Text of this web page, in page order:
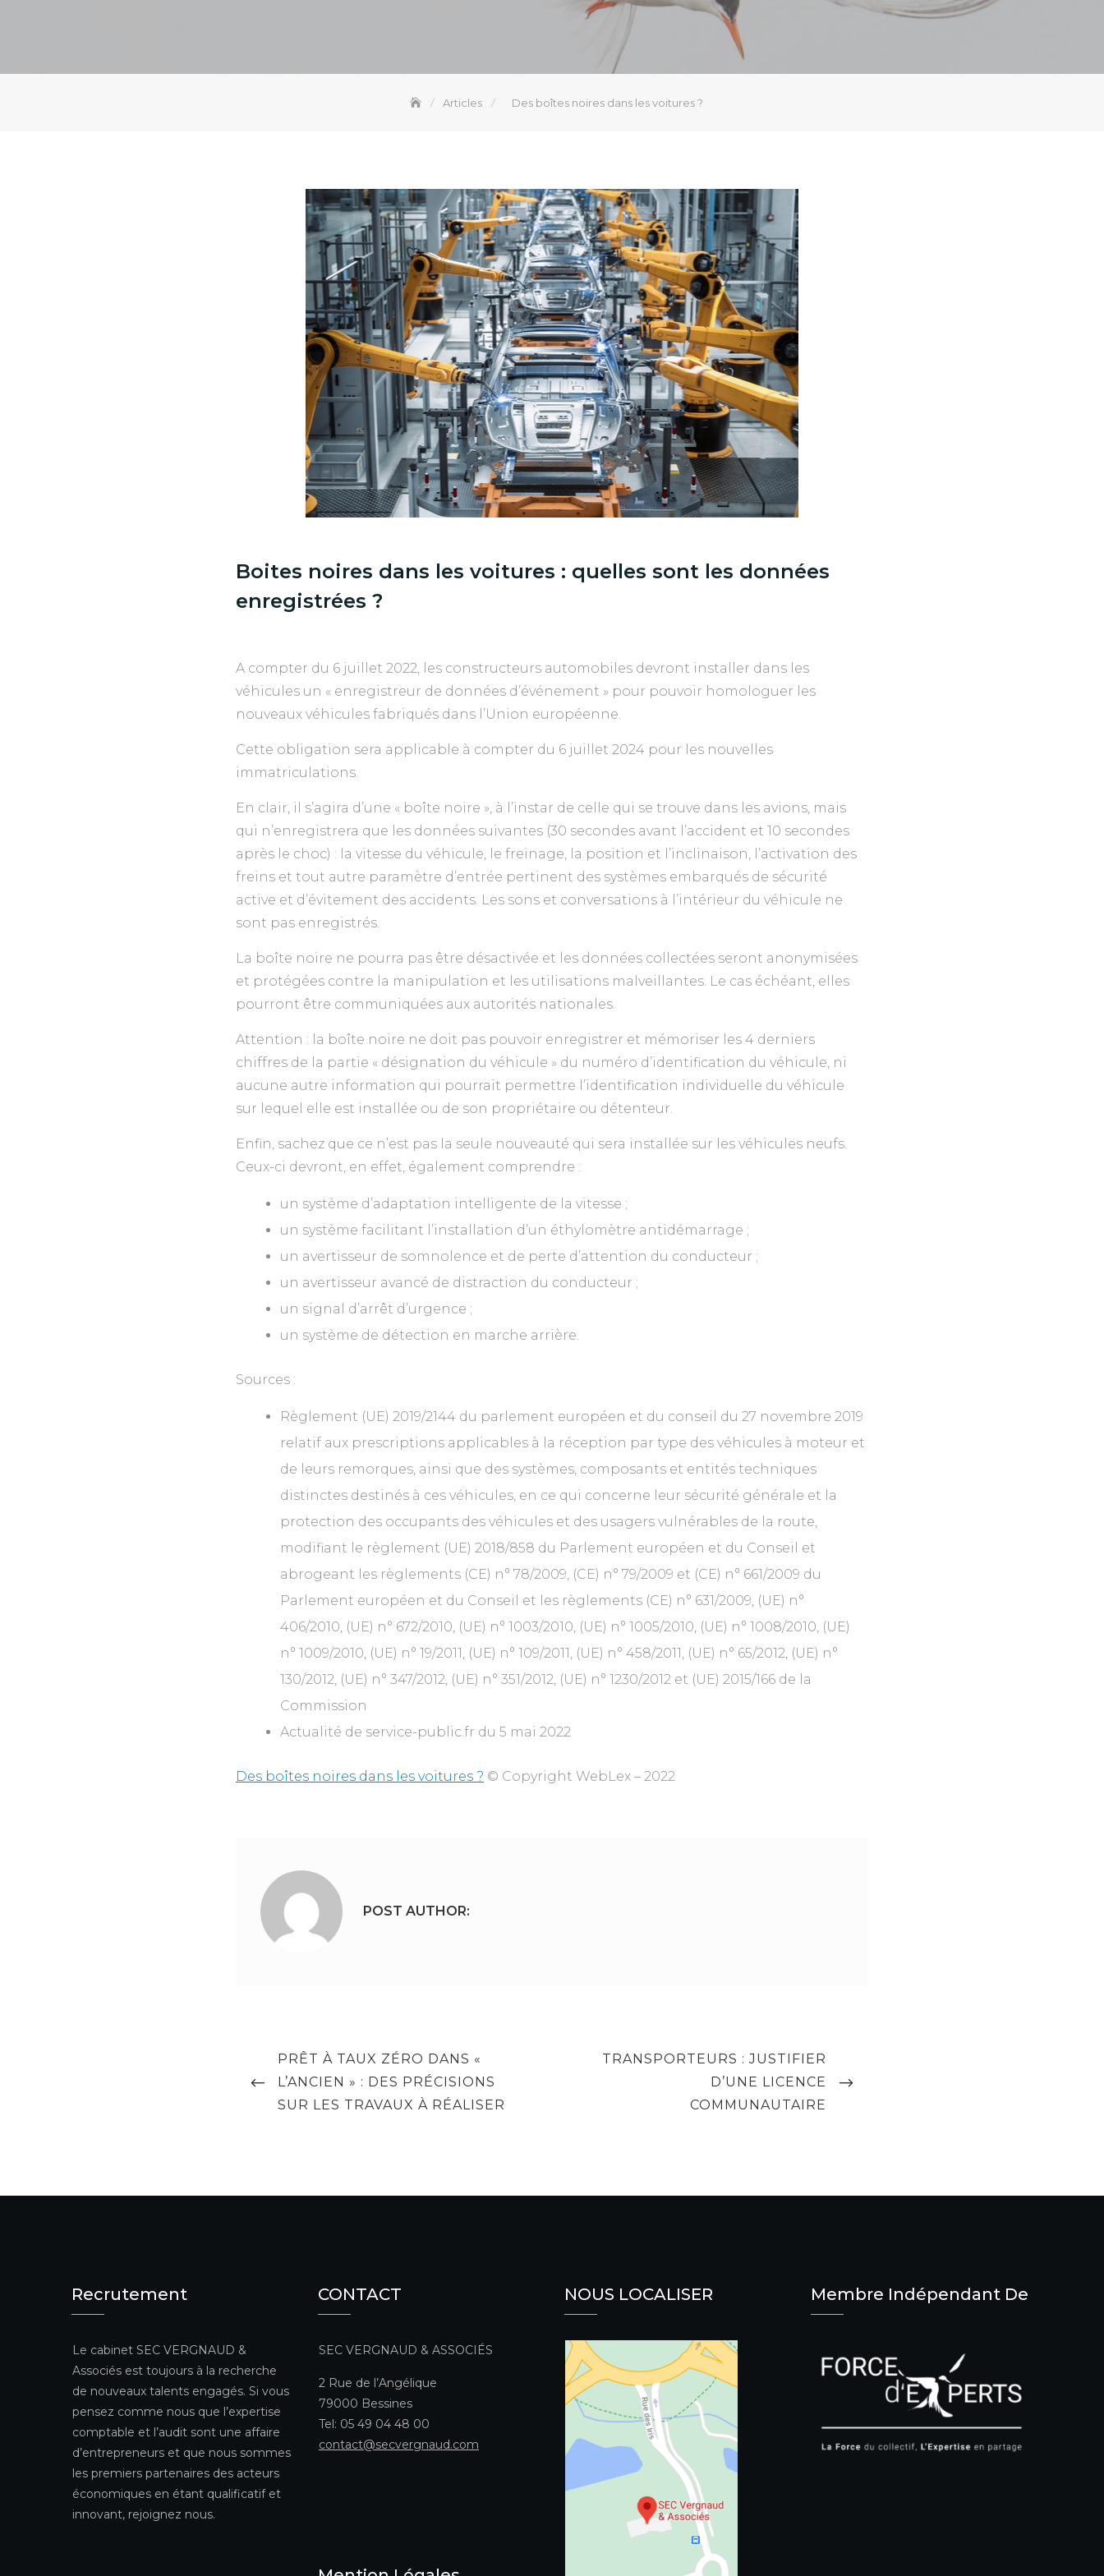
Articles Des boîtes noires dans les voitures ?
Boites noires dans les voitures : quelles sont les données
enregistrées ?
A compter du 6 juillet 2022, les constructeurs automobiles devront installer dans les
véhicules un « enregistreur de données d’événement » pour pouvoir homologuer les
nouveaux véhicules fabriqués dans l’Union européenne.
Cette obligation sera applicable à compter du 6 juillet 2024 pour les nouvelles
immatriculations.
En clair, il s’agira d’une « boîte noire », à l’instar de celle qui se trouve dans les avions, mais
qui n’enregistrera que les données suivantes (30 secondes avant l’accident et 10 secondes
après le choc) : la vitesse du véhicule, le freinage, la position et l’inclinaison, l’activation des
freins et tout autre paramètre d’entrée pertinent des systèmes embarqués de sécurité
active et d’évitement des accidents. Les sons et conversations à l’intérieur du véhicule ne
sont pas enregistrés.
La boîte noire ne pourra pas être désactivée et les données collectées seront anonymisées
et protégées contre la manipulation et les utilisations malveillantes. Le cas échéant, elles
pourront être communiquées aux autorités nationales.
Attention : la boîte noire ne doit pas pouvoir enregistrer et mémoriser les 4 derniers
chiffres de la partie « désignation du véhicule » du numéro d’identification du véhicule, ni
aucune autre information qui pourrait permettre l’identification individuelle du véhicule
sur lequel elle est installée ou de son propriétaire ou détenteur.
Enfin, sachez que ce n’est pas la seule nouveauté qui sera installée sur les véhicules neufs.
Ceux-ci devront, en effet, également comprendre :
un système d’adaptation intelligente de la vitesse ;
un système facilitant l’installation d’un éthylomètre antidémarrage ;
un avertisseur de somnolence et de perte d’attention du conducteur ;
un avertisseur avancé de distraction du conducteur ;
un signal d’arrêt d’urgence ;
un système de détection en marche arrière.
Sources :
Règlement (UE) 2019/2144 du parlement européen et du conseil du 27 novembre 2019
relatif aux prescriptions applicables à la réception par type des véhicules à moteur et
de leurs remorques, ainsi que des systèmes, composants et entités techniques
distinctes destinés à ces véhicules, en ce qui concerne leur sécurité générale et la
protection des occupants des véhicules et des usagers vulnérables de la route,
modifiant le règlement (UE) 2018/858 du Parlement européen et du Conseil et
abrogeant les règlements (CE) n° 78/2009, (CE) n° 79/2009 et (CE) n° 661/2009 du
Parlement européen et du Conseil et les règlements (CE) n° 631/2009, (UE) n°
406/2010, (UE) n° 672/2010, (UE) n° 1003/2010, (UE) n° 1005/2010, (UE) n° 1008/2010, (UE)
n° 1009/2010, (UE) n° 19/2011, (UE) n° 109/2011, (UE) n° 458/2011, (UE) n° 65/2012, (UE) n°
130/2012, (UE) n° 347/2012, (UE) n° 351/2012, (UE) n° 1230/2012 et (UE) 2015/166 de la
Commission
Actualité de service-public.fr du 5 mai 2022
Des boîtes noires dans les voitures ? © Copyright WebLex – 2022
POST AUTHOR:
Navigation
de
l’article
PREVIOUS
POST
PRÊT À TAUX ZÉRO DANS «
L’ANCIEN » : DES PRÉCISIONS
SUR LES TRAVAUX À RÉALISER
NEXT
TRANSPORTEURS : JUSTIFIER
D’UNE LICENCE
COMMUNAUTAIRE
Recrutement
Le cabinet SEC VERGNAUD &
Associés est toujours à la recherche
de nouveaux talents engagés. Si vous
pensez comme nous que l’expertise
comptable et l’audit sont une affaire
d’entrepreneurs et que nous sommes
les premiers partenaires des acteurs
économiques en étant qualificatif et
innovant, rejoignez nous.
CONTACT
SEC VERGNAUD & ASSOCIÉS
2 Rue de l’Angélique
79000 Bessines
Tel: 05 49 04 48 00
contact@secvergnaud.com
NOUS LOCALISER Membre Indépendant De